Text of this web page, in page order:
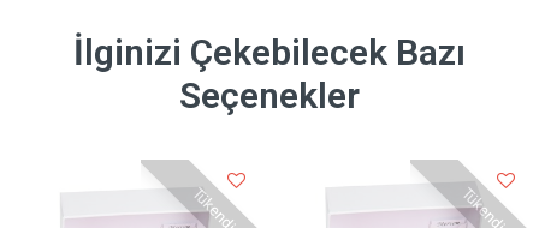
İlginizi Çekebilecek Bazı
Seçenekler
Tükendi Tükendi